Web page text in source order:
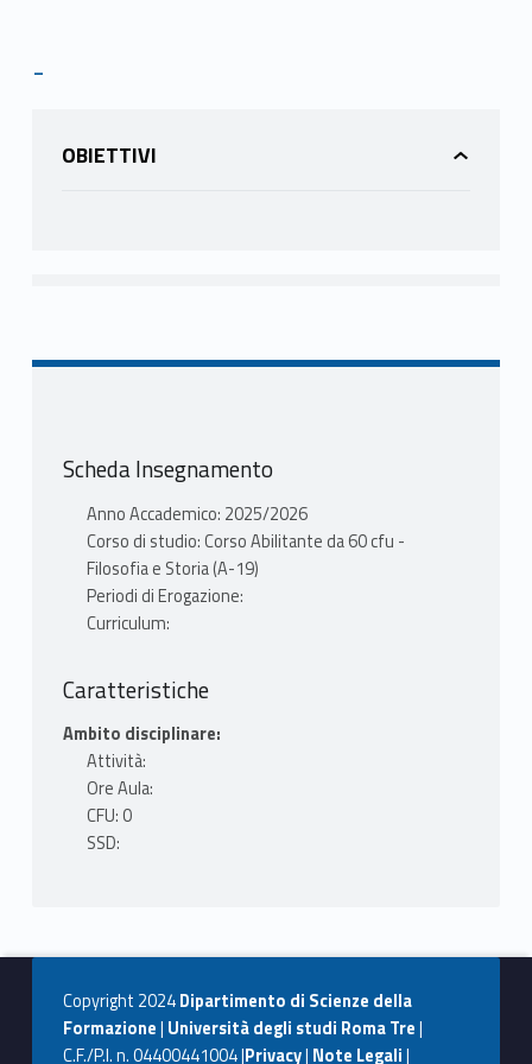
-
OBIETTIVI
Scheda Insegnamento
Anno Accademico: 2025/2026
Corso di studio: Corso Abilitante da 60 cfu -
Filosofia e Storia (A-19)
Periodi di Erogazione:
Curriculum:
Caratteristiche
Ambito disciplinare:
Attività:
Ore Aula:
CFU: 0
SSD:
Copyright 2024Dipartimento di Scienze della
Formazione| Università degli studi Roma Tre|
C.F./P.I. n. 04400441004 |Privacy| Note Legali|